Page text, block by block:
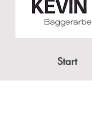
Start